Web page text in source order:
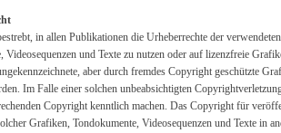
in allen Publikationen die Urheberrechte der
Videosequenzen und Texte zu nutzen oder auf lizenzfreie
aber durch fremdes Copyright geschützte
Im Falle einer solchen unbeabsichtigten
Copyright kenntlich machen. Das Copyright für
Grafiken, Tondokumente, Videosequenzen und Texte in